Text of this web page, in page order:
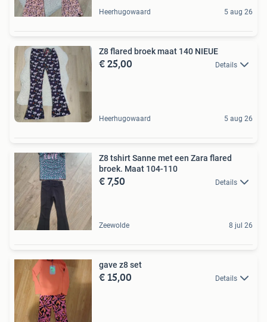
Heerhugowaard 5 aug 26
Z8 flared broek maat 140 NIEUE
€ 25,00 Details
Heerhugowaard 5 aug 26
Z8 tshirt Sanne met een Zara flared
broek. Maat 104-110
€ 7,50 Details
Zeewolde 8 jul 26
gave z8 set
€ 15,00 Details